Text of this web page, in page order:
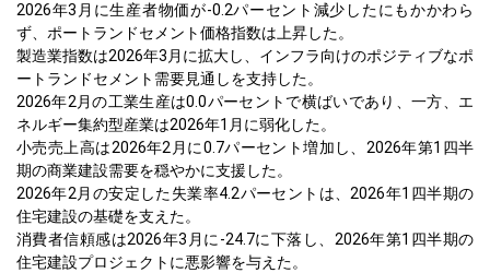
2026年3月に生産者物価が-0.2パーセント減少したにもかかわら
ず、ポートランドセメント価格指数は上昇した。
製造業指数は2026年3月に拡大し、インフラ向けのポジティブなポ
ートランドセメント需要見通しを支持した。
2026年2月の工業生産は0.0パーセントで横ばいであり、一方、エ
ネルギー集約型産業は2026年1月に弱化した。
小売売上高は2026年2月に0.7パーセント増加し、2026年第1四半
期の商業建設需要を穏やかに支援した。
2026年2月の安定した失業率4.2パーセントは、2026年1四半期の
住宅建設の基礎を支えた。
消費者信頼感は2026年3月に-24.7に下落し、2026年第1四半期の
住宅建設プロジェクトに悪影響を与えた。